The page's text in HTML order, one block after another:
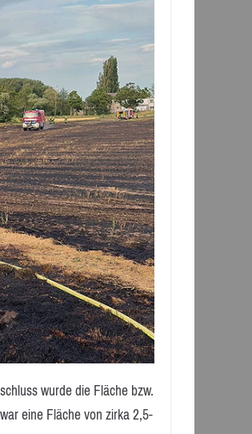
wurde die Fläche bzw.
eine Fläche von zirka 2,5-